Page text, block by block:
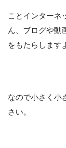
ことインターネ
ん、ブログや動
をもたらします
なので小さく小
さい。